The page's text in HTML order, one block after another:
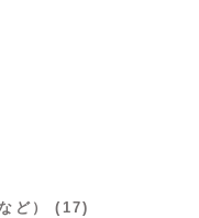
ど） (17)